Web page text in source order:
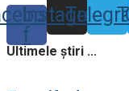
f
Instagram
Ultimele știri ...